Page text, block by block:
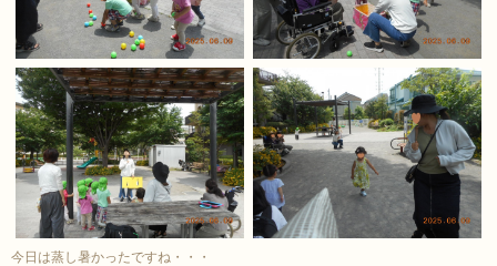
今日は蒸し暑かったですね・・・